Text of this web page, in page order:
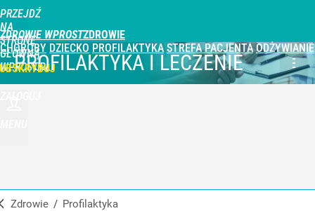
PRZEJDŹ
NA
STRONĘ
GŁÓWNĄ
WPROST.PL
ZDROWIE WPROST
CHOROBY DZIECKO PROFILAKTYKA STREFA PACJENTA ODŻYWIANIE
PROFILAKTYKA I LECZENIE
Zdrowie / Profilaktyka